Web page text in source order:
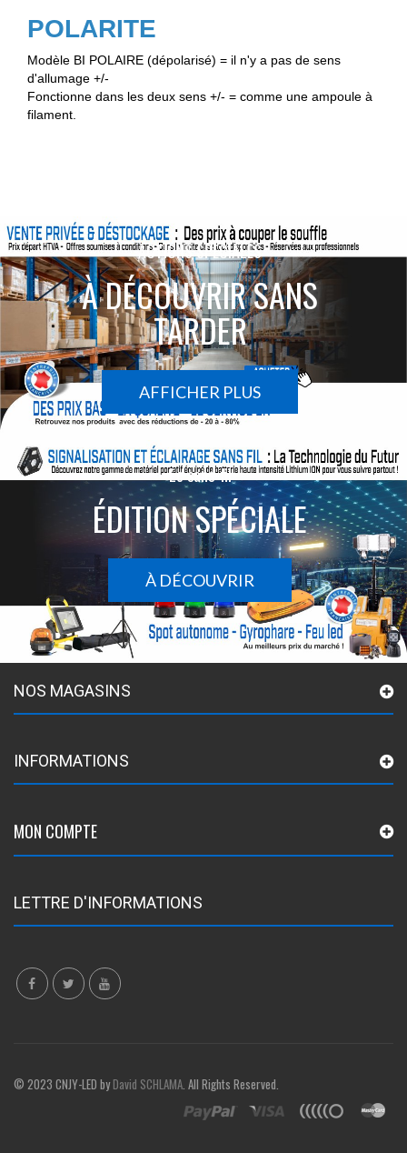
POLARITE
Modèle BI POLAIRE (dépolarisé) = il n'y a pas de sens
d'allumage +/-
Fonctionne dans les deux sens +/- = comme une ampoule à
filament.
ACTIONS SPÉCIALES
À DÉCOUVRIR SANS
TARDER
AFFICHER PLUS
Le sans-fil
ÉDITION SPÉCIALE
À DÉCOUVRIR
NOS MAGASINS
INFORMATIONS
MON COMPTE
LETTRE D'INFORMATIONS
© 2023 CNJY-LED byDavid SCHLAMA. All Rights Reserved.